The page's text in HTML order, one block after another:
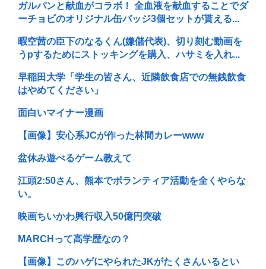
ガルパンと献血がコラボ！ 全血液を献血することでダ
ーチョビのオリジナル缶バッジ3個セットが貰える...
暇空茜の臣下のなるくん(嫌儲代表)、切り刻む動画を
うpするためにストッキングを購入、ハサミを入れ...
早稲田大学「学生の皆さん、近隣飲食店での無銭飲食
はやめてください」
面白いマイナー漫画
【画像】安心系JCが作った林間カレーwww
盆休み遊べるゲーム教えて
江頭2:50さん、熊本でボランティア活動を全くやらな
い。
映画ちいかわ興行収入50億円突破
MARCHって高学歴なの？
【画像】このハゲにやられたJKがたくさんいるとい